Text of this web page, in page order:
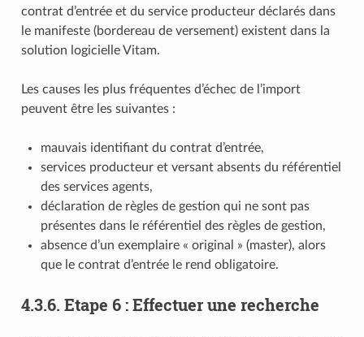
contrat d’entrée et du service producteur déclarés dans
le manifeste (bordereau de versement) existent dans la
solution logicielle Vitam.
Les causes les plus fréquentes d’échec de l’import
peuvent être les suivantes :
mauvais identifiant du contrat d’entrée,
services producteur et versant absents du référentiel
des services agents,
déclaration de règles de gestion qui ne sont pas
présentes dans le référentiel des règles de gestion,
absence d’un exemplaire « original » (master), alors
que le contrat d’entrée le rend obligatoire.
4.3.6. Etape 6 : Effectuer une recherche